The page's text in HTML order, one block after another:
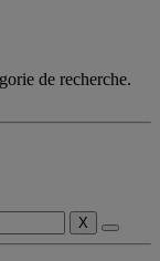
de recherche.
X